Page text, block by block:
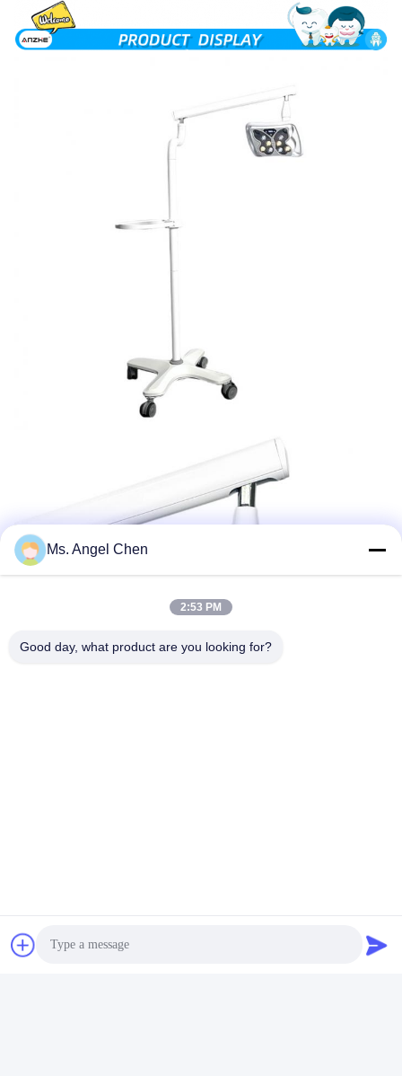
Ms. Angel Chen
2:53 PM
Good day, what product are you looking for?